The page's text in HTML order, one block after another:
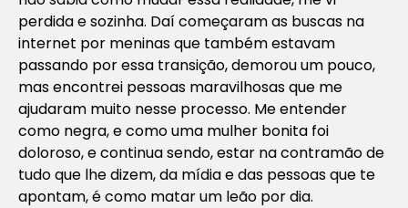
perdida e sozinha. Daí começaram as buscas na
internet por meninas que também estavam
passando por essa transição, demorou um pouco,
mas encontrei pessoas maravilhosas que me
ajudaram muito nesse processo. Me entender
como negra, e como uma mulher bonita foi
doloroso, e continua sendo, estar na contramão de
tudo que lhe dizem, da mídia e das pessoas que te
apontam, é como matar um leão por dia.